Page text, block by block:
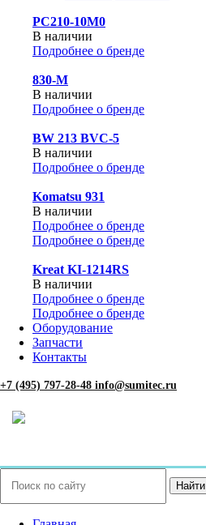
PC210-10M0
В наличии
Подробнее о бренде
830-М
В наличии
Подробнее о бренде
BW 213 BVC-5
В наличии
Подробнее о бренде
Komatsu 931
В наличии
Подробнее о бренде
Подробнее о бренде
Kreat KI-1214RS
В наличии
Подробнее о бренде
Подробнее о бренде
Оборудование
Запчасти
Контакты
+7 (495) 797-28-48 info@sumitec.ru
Найти